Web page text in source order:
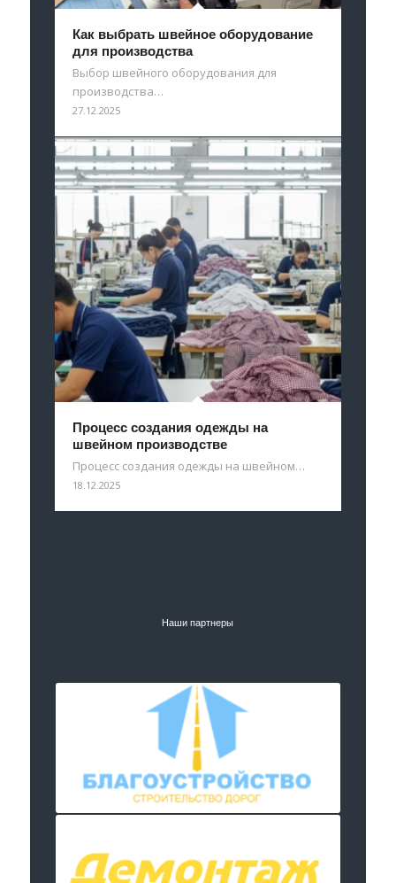
Как выбрать швейное оборудование
для производства
Выбор швейного оборудования для
производства…
27.12.2025
Процесс создания одежды на
швейном производстве
Процесс создания одежды на швейном…
18.12.2025
Наши партнеры